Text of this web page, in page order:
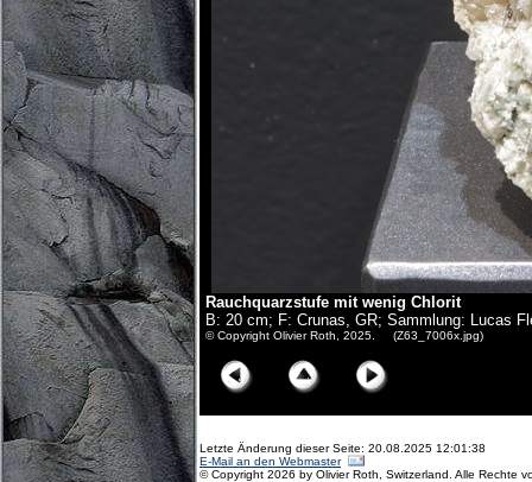
Rauchquarzstufe mit wenig Chlorit
B: 20 cm; F: Crunas, GR; Sammlung: Lucas
© Copyright Olivier Roth, 2025. (Z63_7006x.jpg)
Letzte Änderung dieser Seite: 20.08.2025 12:01:38
E-Mail an den Webmaster
© Copyright 2026 by Olivier Roth, Switzerland. Alle Rechte